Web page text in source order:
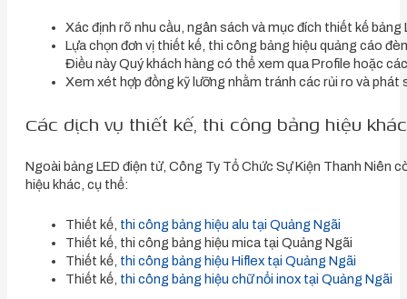
Xác định rõ nhu cầu, ngân sách và mục đích thiết kế bảng
Lựa chọn đơn vị thiết kế, thi công bảng hiệu quảng cáo
Điều này Quý khách hàng có thể xem qua Profile hoặc
Xem xét hợp đồng kỹ lưỡng nhằm tránh các rủi ro và phát
Các dịch vụ thiết kế, thi công bảng hiệu
Ngoài bảng LED điện tử, Công Ty Tổ Chức Sự Kiện Thanh Niên
hiệu khác, cụ thể:
Thiết kế, thi công bảng hiệu alu tại Quảng Ngãi
Thiết kế, thi công bảng hiệu mica tại Quảng Ngãi
Thiết kế, thi công bảng hiệu Hiflex tại Quảng Ngãi
Thiết kế, thi công bảng hiệu chữ nổi inox tại Quảng Ngãi